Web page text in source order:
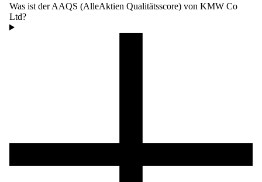
Was ist der AAQS (AlleAktien Qualitätsscore) von KMW Co
Ltd?